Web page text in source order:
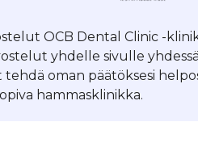
OCB Dental Clinic -
yhdelle sivulle
oman päätöksesi
hammasklinikka.